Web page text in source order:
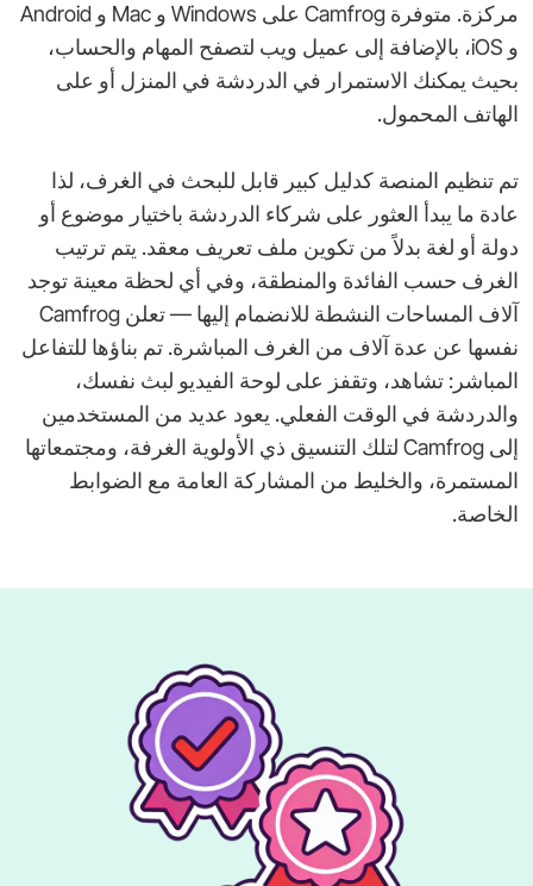
مركزة. متوفرة Camfrog على Windows و Mac و Android
و iOS، بالإضافة إلى عميل ويب لتصفح المهام والحساب،
بحيث يمكنك الاستمرار في الدردشة في المنزل أو على
الهاتف المحمول.
تم تنظيم المنصة كدليل كبير قابل للبحث في الغرف، لذا
عادة ما يبدأ العثور على شركاء الدردشة باختيار موضوع أو
دولة أو لغة بدلاً من تكوين ملف تعريف معقد. يتم ترتيب
الغرف حسب الفائدة والمنطقة، وفي أي لحظة معينة توجد
آلاف المساحات النشطة للانضمام إليها — تعلن Camfrog
نفسها عن عدة آلاف من الغرف المباشرة. تم بناؤها للتفاعل
المباشر: تشاهد، وتقفز على لوحة الفيديو لبث نفسك،
والدردشة في الوقت الفعلي. يعود عديد من المستخدمين
إلى Camfrog لتلك التنسيق ذي الأولوية الغرفة، ومجتمعاتها
المستمرة، والخليط من المشاركة العامة مع الضوابط
الخاصة.